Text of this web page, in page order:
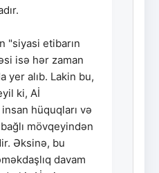
"siyasi etibarın
isə hər zaman
yer alıb. Lakin bu,
ki, Aİ
hüquqları və
mövqeyindən
Əksinə, bu
davam